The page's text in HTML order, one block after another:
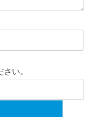
い。